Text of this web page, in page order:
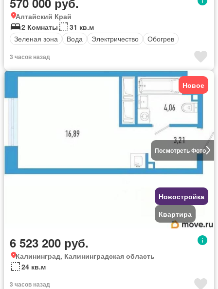
Алтайский Край
2 Комнаты
31 кв.м
Зеленая зона
Вода Электричество Обогрев
3 часов назад
Посмотреть Фото
Новое
Новостройка
Квартира
6 523 200 руб.
Калининград, Калининградская область
24 кв.м
3 часов назад